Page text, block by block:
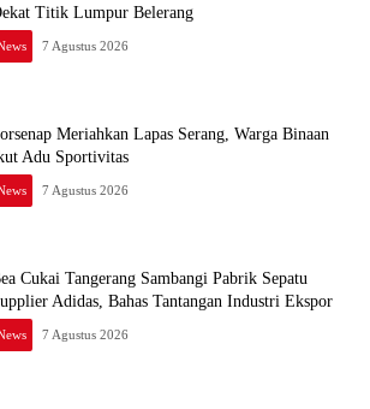
Titik Lumpur Belerang
7 Agustus 2026
Meriahkan Lapas Serang, Warga Binaan
Adu Sportivitas
7 Agustus 2026
Cukai Tangerang Sambangi Pabrik Sepatu
Adidas, Bahas Tantangan Industri Ekspor
7 Agustus 2026